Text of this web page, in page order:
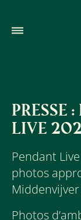
PRESSE
LIVE
Pendant
photos
Middenvijver
Photos